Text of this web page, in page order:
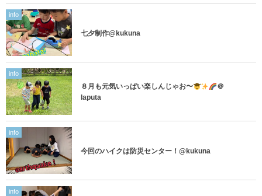
info
七夕制作@kukuna
info
８月も元気いっぱい楽しんじゃお〜
＠
laputa
info
今回のハイクは防災センター！@kukuna
info